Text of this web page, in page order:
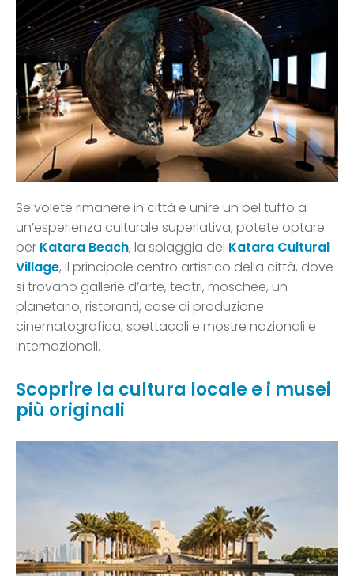
Se volete rimanere in città e unire un bel tuffo a
un’esperienza culturale superlativa, potete optare
per Katara Beach, la spiaggia del Katara Cultural
Village, il principale centro artistico della città, dove
si trovano gallerie d’arte, teatri, moschee, un
planetario, ristoranti, case di produzione
cinematografica, spettacoli e mostre nazionali e
internazionali.
Scoprire la cultura locale e i musei
più originali